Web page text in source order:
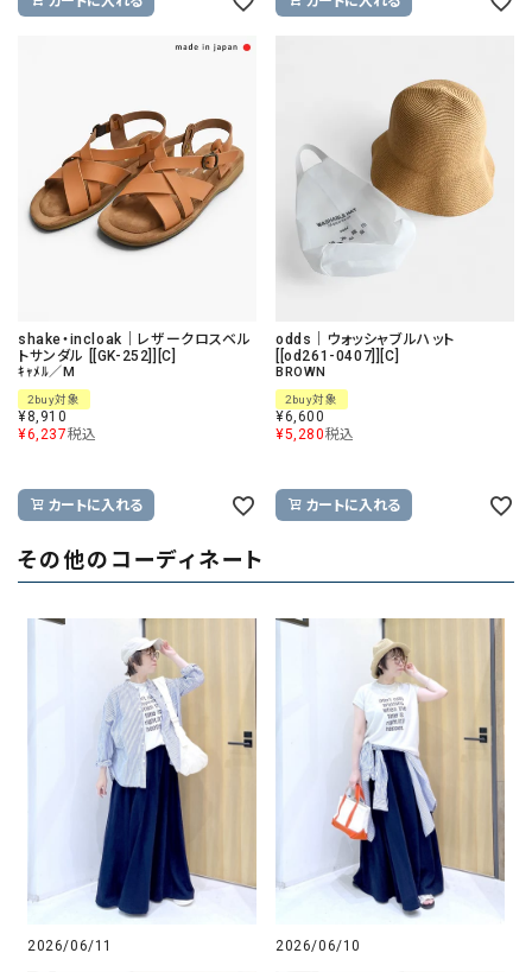
shake・incloak｜レザークロスベル
トサンダル [[GK-252]][C]
ｷｬﾒﾙ／M
2buy対象
¥8,910
¥6,237税込
カートに入れる
odds｜ウォッシャブルハット
[[od261-0407]][C]
BROWN
2buy対象
¥6,600
¥5,280税込
カートに入れる
その他のコーディネート
2026/06/11 2026/06/10